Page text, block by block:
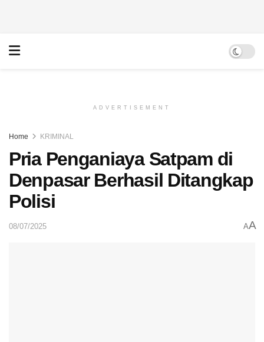
ADVERTISEMENT
Home KRIMINAL
Pria Penganiaya Satpam di
Denpasar Berhasil Ditangkap
Polisi
08/07/2025 AA